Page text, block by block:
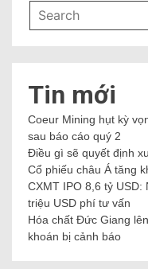
Tin mới
Coeur Mining hụt kỳ
sau báo cáo quý 2
Điều gì sẽ quyết định
Cổ phiếu châu Á tăng
CXMT IPO 8,6 tỷ USD:
triệu USD phí tư vấn
Hóa chất Đức Giang
khoán bị cảnh báo